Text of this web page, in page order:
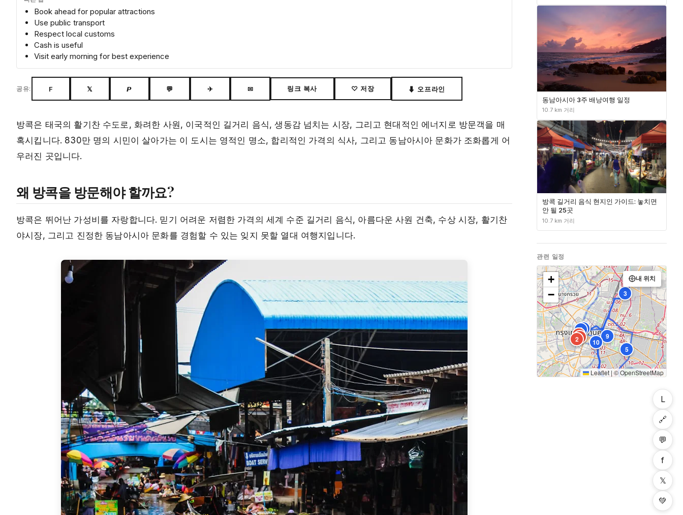
Book ahead for popular attractions
Use public transport
Respect local customs
Cash is useful
Visit early morning for best experience
공유: F 𝕏 𝙋 💬 ✈ ✉ 링크 복사 ♡ 저장 ⬇ 오프라인
방콕은 태국의 활기찬 수도로, 화려한 사원, 이국적인 길거리 음식, 생동감 넘치는 시장, 그리고 현대적인 에너지로 방문객을 매
혹시킵니다. 830만 명의 시민이 살아가는 이 도시는 영적인 명소, 합리적인 가격의 식사, 그리고 동남아시아 문화가 조화롭게 어
우러진 곳입니다.
왜 방콕을 방문해야 할까요?
방콕은 뛰어난 가성비를 자랑합니다. 믿기 어려운 저렴한 가격의 세계 수준 길거리 음식, 아름다운 사원 건축, 수상 시장, 활기찬
야시장, 그리고 진정한 동남아시아 문화를 경험할 수 있는 잊지 못할 열대 여행지입니다.
동남아시아 3주 배낭여행 일정
10.7 km 거리
방콕 길거리 음식 현지인 가이드: 놓치면
안 될 25곳
10.7 km 거리
관련 일정
1
2
3
4
5
67
8 9
10
+
−
내 위치
Leaflet |©OpenStreetMap
L
🔗
💬
f
𝕏
💚